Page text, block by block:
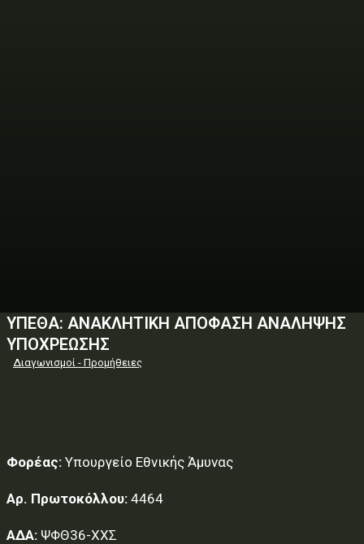
ΥΠΕΘΑ: ΑΝΑΚΛΗΤΙΚΗ ΑΠΟΦΑΣΗ ΑΝΑΛΗΨΗΣ
ΥΠΟΧΡΕΩΣΗΣ
Διαγωνισμοί - Προμήθειες
Φορέας: Υπουργείο Εθνικής Άμυνας
Αρ. Πρωτοκόλλου: 4464
ΑΔΑ: ΨΦΘ36-ΧΧΣ